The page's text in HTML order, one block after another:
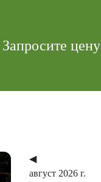
Запросите цену
◀
август 2026 г.